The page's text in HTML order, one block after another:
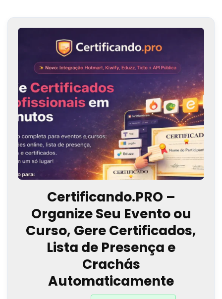
Certificando.PRO –
Organize Seu Evento ou
Curso, Gere Certificados,
Lista de Presença e
Crachás
Automaticamente